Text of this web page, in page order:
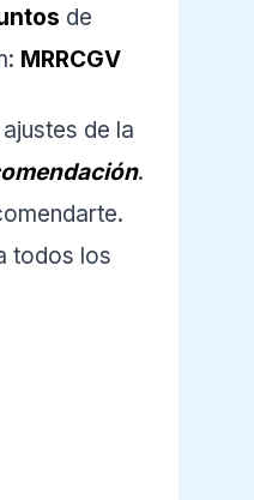
de
MRRCGV
de la
.
todos los